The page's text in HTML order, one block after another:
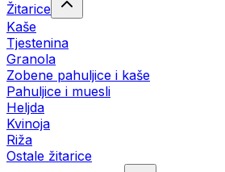
Žitarice
Kaše
Tjestenina
Granola
Zobene pahuljice i kaše
Pahuljice i muesli
Heljda
Kvinoja
Riža
Ostale žitarice